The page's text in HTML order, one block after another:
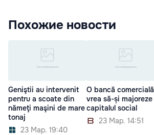
Похожие новости
Geniştii au intervenit
pentru a scoate din
nămeţi maşini de mare
tonaj
23 Мар. 19:40
O bancă comercială
vrea să-și majoreze
capitalul social
23 Мар. 14:51